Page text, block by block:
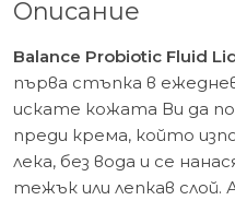
Описание
Balance Probiotic Fluid
първа стъпка в
искате кожата Ви да
преди крема, който
лека, без вода и се
тежък или лепкав